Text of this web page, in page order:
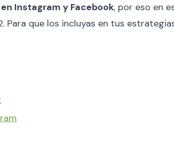
Instagram y Facebook, por eso en
Para que los incluyas en tus